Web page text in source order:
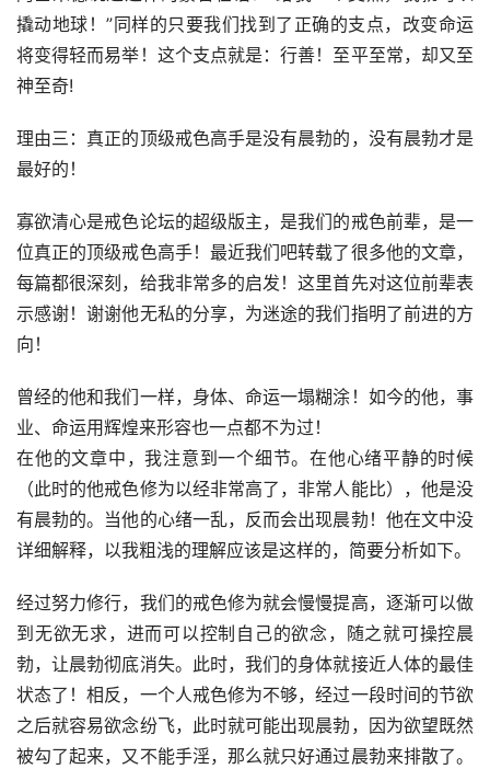
撬动地球！”同样的只要我们找到了正确的支点，改变命运
将变得轻而易举！这个支点就是：行善！至平至常，却又至
神至奇!
理由三：真正的顶级戒色高手是没有晨勃的，没有晨勃才是
最好的！
寡欲清心是戒色论坛的超级版主，是我们的戒色前辈，是一
位真正的顶级戒色高手！最近我们吧转载了很多他的文章，
每篇都很深刻，给我非常多的启发！这里首先对这位前辈表
示感谢！谢谢他无私的分享，为迷途的我们指明了前进的方
向！
曾经的他和我们一样，身体、命运一塌糊涂！如今的他，事
业、命运用辉煌来形容也一点都不为过！
在他的文章中，我注意到一个细节。在他心绪平静的时候
（此时的他戒色修为以经非常高了，非常人能比），他是没
有晨勃的。当他的心绪一乱，反而会出现晨勃！他在文中没
详细解释，以我粗浅的理解应该是这样的，简要分析如下。
经过努力修行，我们的戒色修为就会慢慢提高，逐渐可以做
到无欲无求，进而可以控制自己的欲念，随之就可操控晨
勃，让晨勃彻底消失。此时，我们的身体就接近人体的最佳
状态了！相反，一个人戒色修为不够，经过一段时间的节欲
之后就容易欲念纷飞，此时就可能出现晨勃，因为欲望既然
被勾了起来，又不能手淫，那么就只好通过晨勃来排散了。